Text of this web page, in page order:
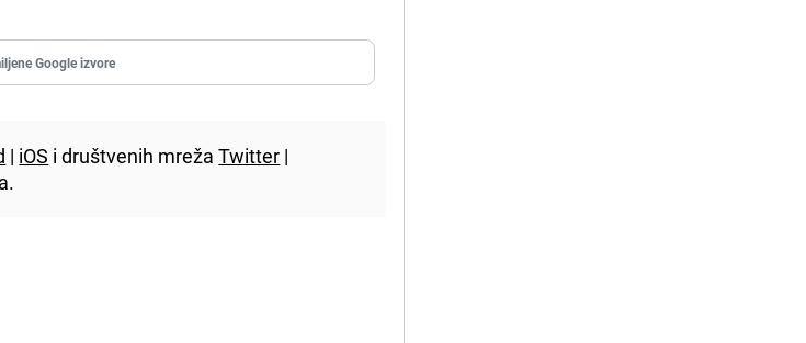
Google izvore
| iOS i društvenih mrežaTwitter |